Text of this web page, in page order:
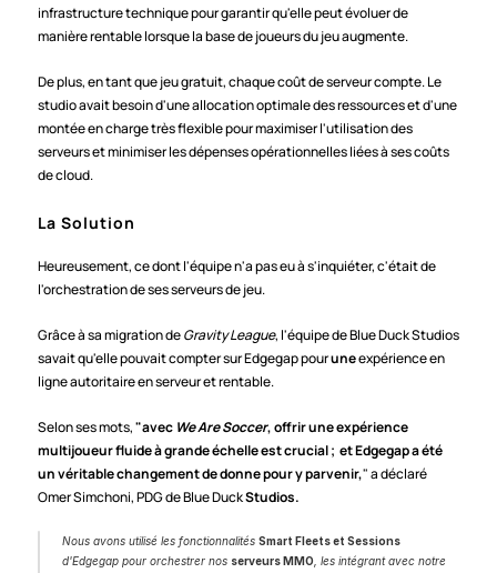
infrastructure technique pour garantir qu'elle peut évoluer de
manière rentable lorsque la base de joueurs du jeu augmente.
De plus, en tant que jeu gratuit, chaque coût de serveur compte. Le
studio avait besoin d'une allocation optimale des ressources et d'une
montée en charge très flexible pour maximiser l'utilisation des
serveurs et minimiser les dépenses opérationnelles liées à ses coûts
de cloud.
La Solution
Heureusement, ce dont l'équipe n'a pas eu à s'inquiéter, c'était de
l'orchestration de ses serveurs de jeu.
Grâce à sa migration de Gravity League, l'équipe de Blue Duck Studios
savait qu'elle pouvait compter sur Edgegap pour une expérience en
ligne autoritaire en serveur et rentable.
Selon ses mots, "avec We Are Soccer, offrir une expérience
multijoueur fluide à grande échelle est crucial ;  et Edgegap a été
un véritable changement de donne pour y parvenir," a déclaré
Omer Simchoni, PDG de Blue Duck Studios.
Nous avons utilisé les fonctionnalités Smart Fleets et Sessions
d'Edgegap pour orchestrer nos serveurs MMO